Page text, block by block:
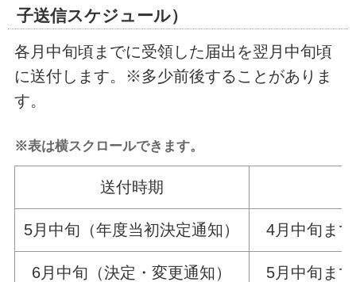
子送信スケジュール）
各月中旬頃までに受領した届出を翌月中旬頃
に送付します。※多少前後することがありま
す。
※表は横スクロールできます。
送付時期
5月中旬（年度当初決定通知） 4月中旬ま
6月中旬（決定・変更通知） 5月中旬ま